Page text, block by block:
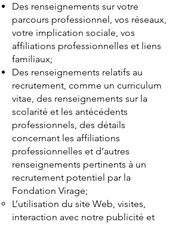
Des renseignements sur votre
parcours professionnel, vos réseaux,
votre implication sociale, vos
affiliations professionnelles et liens
familiaux;
Des renseignements relatifs au
recrutement, comme un curriculum
vitae, des renseignements sur la
scolarité et les antécédents
professionnels, des détails
concernant les affiliations
professionnelles et d’autres
renseignements pertinents à un
recrutement potentiel par la
Fondation Virage;
L’utilisation du site Web, visites,
interaction avec notre publicité et